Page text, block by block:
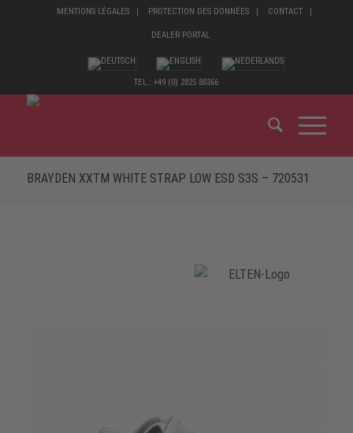
MENTIONS LÉGALES PROTECTION DES DONNÉES CONTACT
DEALER PORTAL
TEL.: +49 (0) 2825 80366
BRAYDEN XXTM WHITE STRAP LOW ESD S3S – 720531